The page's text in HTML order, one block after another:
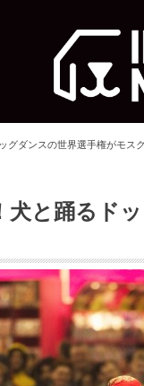
グダンスの世界選手権がモス
と踊るド